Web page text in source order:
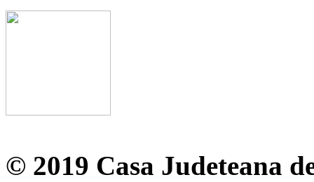
© 2019 Casa Judeteana